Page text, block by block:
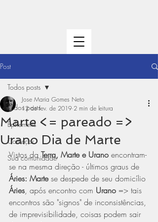
Post
Todos posts
Ephemeris
Começar
Sua comunidade
Todos posts
Marte <= pareado =>
Urano Dia de Marte
Jose Maria Gomes Neto
12 de fev. de 2019 2 min de leitura
Vistos da Terra, Marte e Urano encontram-
se na mesma direção - últimos graus de
Áries: Marte se despede de seu domicílio
Áries, após encontro com Urano => tais
encontros são "signos" de inconsistências,
de imprevisibilidade, coisas podem sair